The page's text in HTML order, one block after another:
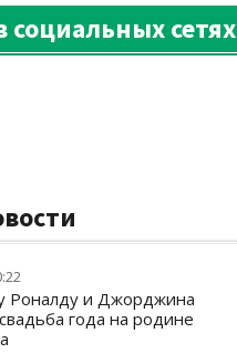
социальных сетях
Роналду и Джорджина
года на родине